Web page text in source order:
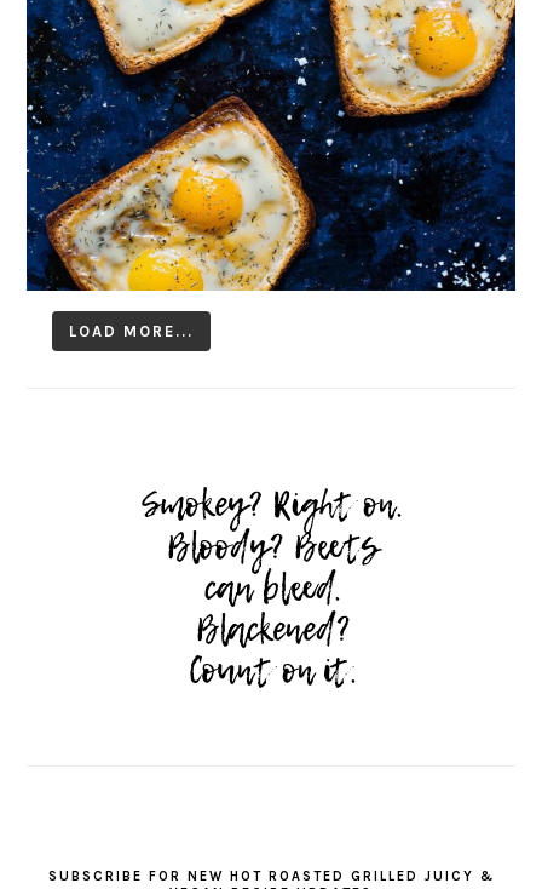
LOAD MORE...
SUBSCRIBE FOR NEW HOT ROASTED GRILLED JUICY &